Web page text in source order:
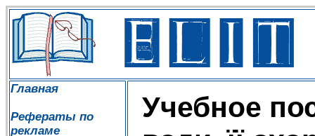
Главная
Рефераты по
рекламе
Учебное